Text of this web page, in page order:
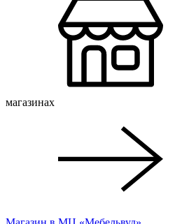
магазинах